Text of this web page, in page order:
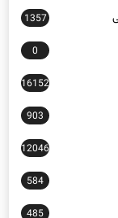
1357
0
16152
903
12046
584